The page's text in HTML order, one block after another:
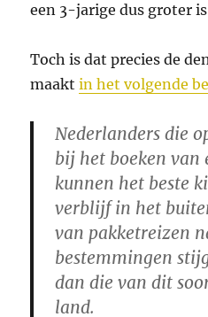
een 3-jarige dus groter
Toch is dat precies de
maaktin het volgende
Nederlanders die
bij het boeken van
kunnen het beste
verblijf in het
van pakketreizen
bestemmingen
dan die van dit
land.